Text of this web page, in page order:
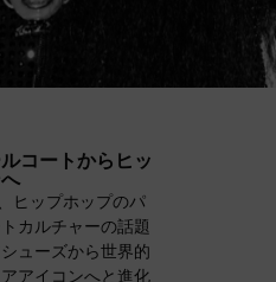
コートからヒッ
ヒップホップのパ
カルチャーの話題
ューズから世界的